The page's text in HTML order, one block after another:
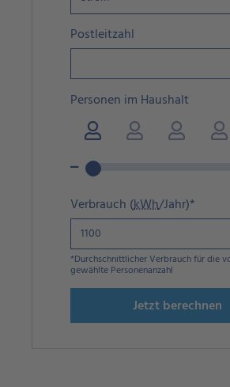
Postleitzahl
Personen im Haushalt
Verbrauch (kWh/Jahr)*
*Durchschnittlicher Verbrauch für die
gewählte Personenanzahl
Jetzt berechnen